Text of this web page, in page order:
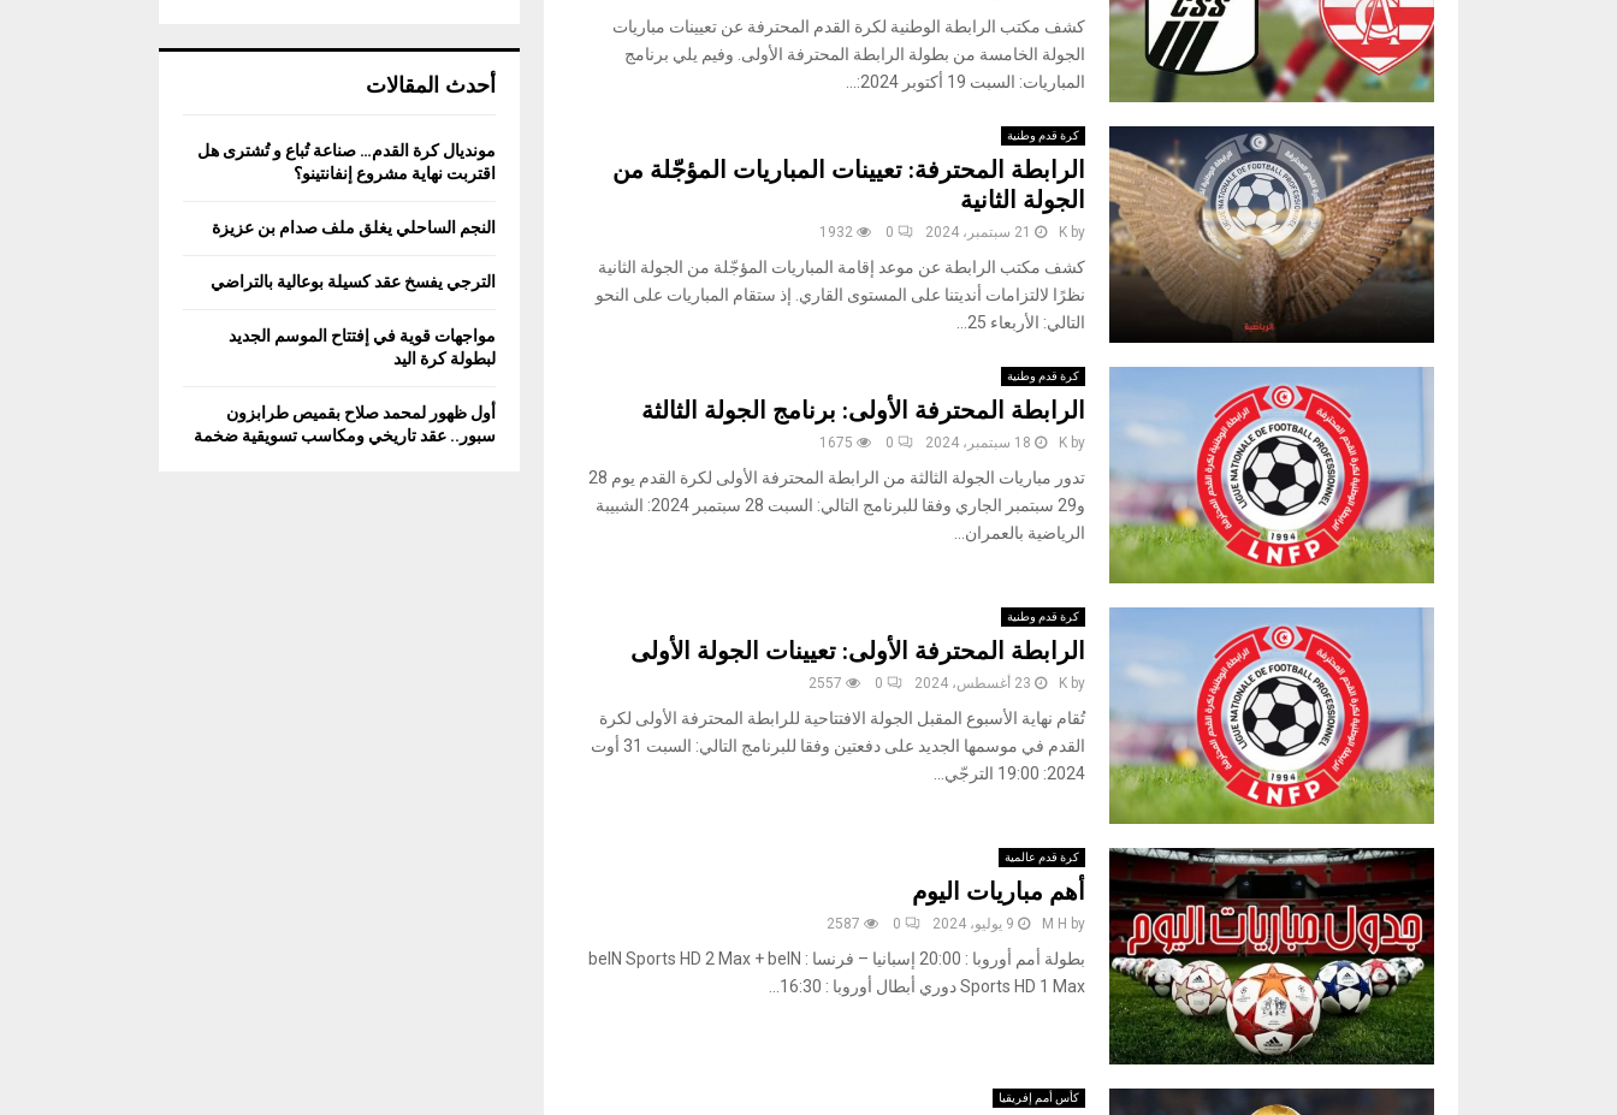
كشف مكتب الرابطة الوطنية لكرة القدم المحترفة عن تعيينات مباريات
الجولة الخامسة من بطولة الرابطة المحترفة الأولى. وفيم يلي برنامج
المباريات: السبت 19 أكتوبر 2024:...
كرة قدم وطنية
الرابطة المحترفة: تعيينات المباريات المؤجّلة من
الجولة الثانية
by
K 21 سبتمبر، 2024 0
1932
كشف مكتب الرابطة عن موعد إقامة المباريات المؤجّلة من الجولة الثانية
نظرًا لالتزامات أنديتنا على المستوى القاري. إذ ستقام المباريات على النحو
التالي: الأربعاء 25...
كرة قدم وطنية
الرابطة المحترفة الأولى: برنامج الجولة الثالثة
by
K 18 سبتمبر، 2024 0
1675
تدور مباريات الجولة الثالثة من الرابطة المحترفة الأولى لكرة القدم يوم 28
و29 سبتمبر الجاري وفقا للبرنامج التالي: السبت 28 سبتمبر 2024: الشبيبة
الرياضية بالعمران...
كرة قدم وطنية
الرابطة المحترفة الأولى: تعيينات الجولة الأولى
by
K 23 أغسطس، 2024 0
2557
تُقام نهاية الأسبوع المقبل الجولة الافتتاحية للرابطة المحترفة الأولى لكرة
القدم في موسمها الجديد على دفعتين وفقا للبرنامج التالي: السبت 31 أوت
2024: 19:00 الترجّي...
كرة قدم عالمية
أهم مباريات اليوم
by
M H 9 يوليو، 2024 0
2587
بطولة أمم أوروبا : 20:00 إسبانيا – فرنسا : beIN Sports HD 2 Max + beIN
Sports HD 1 Max دوري أبطال أوروبا : 16:30...
كأس أمم إفريقيا
أحدث المقالات
مونديال كرة القدم… صناعة تُباع و تُشترى هل
اقتربت نهاية مشروع إنفانتينو؟
النجم الساحلي يغلق ملف صدام بن عزيزة
الترجي يفسخ عقد كسيلة بوعالية بالتراضي
مواجهات قوية في إفتتاح الموسم الجديد
لبطولة كرة اليد
أول ظهور لمحمد صلاح بقميص طرابزون
سبور.. عقد تاريخي ومكاسب تسويقية ضخمة